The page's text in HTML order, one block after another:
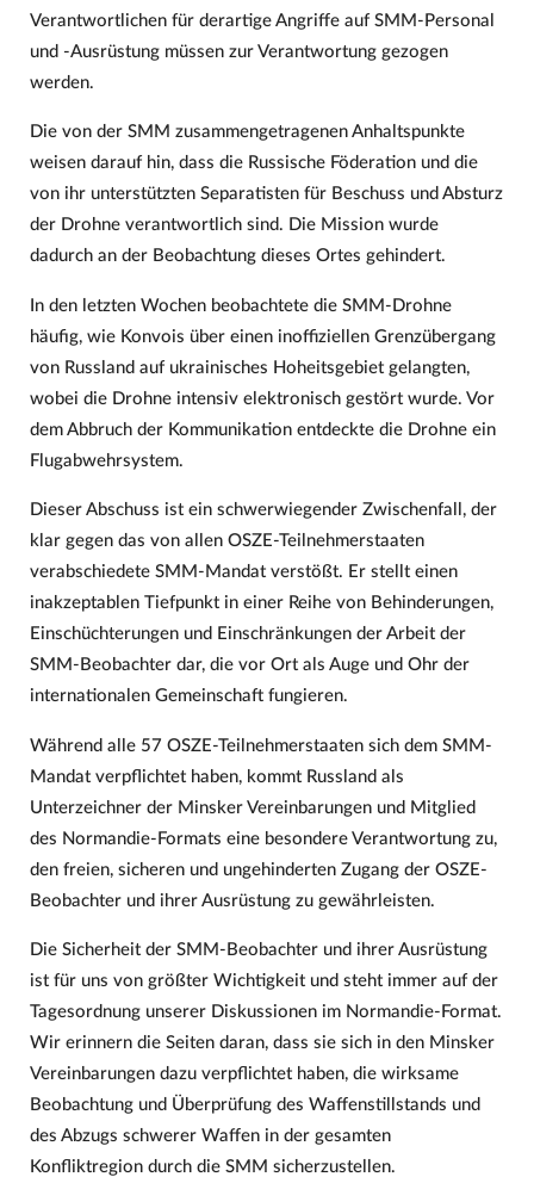
Verantwortlichen für derartige Angriffe auf SMM-Personal
und -Ausrüstung müssen zur Verantwortung gezogen
werden.
Die von der SMM zusammengetragenen Anhaltspunkte
weisen darauf hin, dass die Russische Föderation und die
von ihr unterstützten Separatisten für Beschuss und Absturz
der Drohne verantwortlich sind. Die Mission wurde
dadurch an der Beobachtung dieses Ortes gehindert.
In den letzten Wochen beobachtete die SMM-Drohne
häufig, wie Konvois über einen inoffiziellen Grenzübergang
von Russland auf ukrainisches Hoheitsgebiet gelangten,
wobei die Drohne intensiv elektronisch gestört wurde. Vor
dem Abbruch der Kommunikation entdeckte die Drohne ein
Flugabwehrsystem.
Dieser Abschuss ist ein schwerwiegender Zwischenfall, der
klar gegen das von allen OSZE-Teilnehmerstaaten
verabschiedete SMM-Mandat verstößt. Er stellt einen
inakzeptablen Tiefpunkt in einer Reihe von Behinderungen,
Einschüchterungen und Einschränkungen der Arbeit der
SMM-Beobachter dar, die vor Ort als Auge und Ohr der
internationalen Gemeinschaft fungieren.
Während alle 57 OSZE-Teilnehmerstaaten sich dem SMM-
Mandat verpflichtet haben, kommt Russland als
Unterzeichner der Minsker Vereinbarungen und Mitglied
des Normandie-Formats eine besondere Verantwortung zu,
den freien, sicheren und ungehinderten Zugang der OSZE-
Beobachter und ihrer Ausrüstung zu gewährleisten.
Die Sicherheit der SMM-Beobachter und ihrer Ausrüstung
ist für uns von größter Wichtigkeit und steht immer auf der
Tagesordnung unserer Diskussionen im Normandie-Format.
Wir erinnern die Seiten daran, dass sie sich in den Minsker
Vereinbarungen dazu verpflichtet haben, die wirksame
Beobachtung und Überprüfung des Waffenstillstands und
des Abzugs schwerer Waffen in der gesamten
Konfliktregion durch die SMM sicherzustellen.